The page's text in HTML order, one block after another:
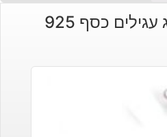
כסף 925